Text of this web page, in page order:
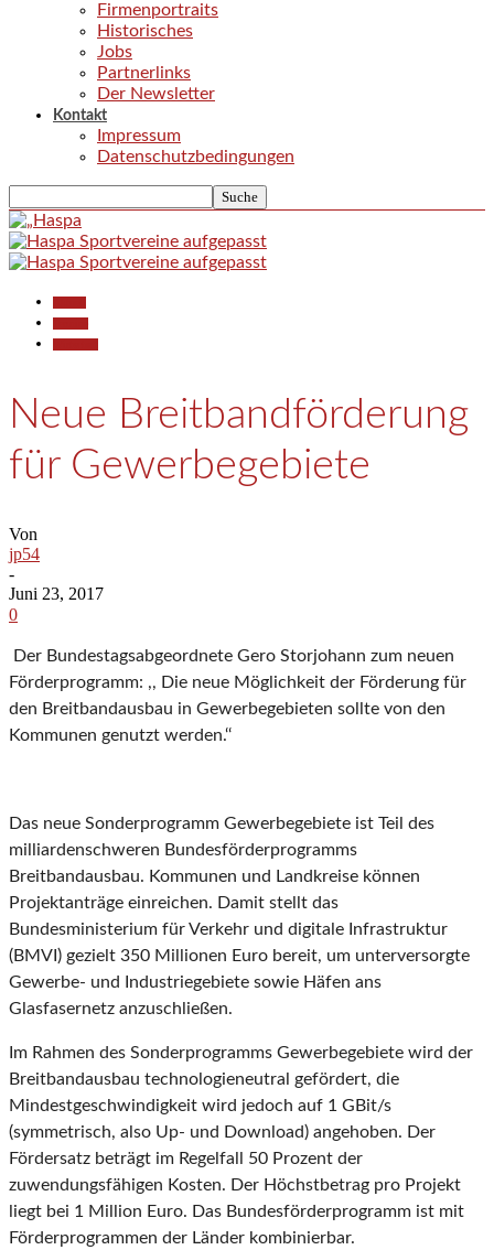
Firmenportraits
Historisches
Jobs
Partnerlinks
Der Newsletter
Kontakt
Impressum
Datenschutzbedingungen
Neue Breitbandförderung
für Gewerbegebiete
Von
jp54
-
Juni 23, 2017
0
Der Bundestagsabgeordnete Gero Storjohann zum neuen
Förderprogramm: ,, Die neue Möglichkeit der Förderung für
den Breitbandausbau in Gewerbegebieten sollte von den
Kommunen genutzt werden.‘‘
Das neue Sonderprogramm Gewerbegebiete ist Teil des
milliardenschweren Bundesförderprogramms
Breitbandausbau. Kommunen und Landkreise können
Projektanträge einreichen. Damit stellt das
Bundesministerium für Verkehr und digitale Infrastruktur
(BMVI) gezielt 350 Millionen Euro bereit, um unterversorgte
Gewerbe- und Industriegebiete sowie Häfen ans
Glasfasernetz anzuschließen.
Im Rahmen des Sonderprogramms Gewerbegebiete wird der
Breitbandausbau technologieneutral gefördert, die
Mindestgeschwindigkeit wird jedoch auf 1 GBit/s
(symmetrisch, also Up- und Download) angehoben. Der
Fördersatz beträgt im Regelfall 50 Prozent der
zuwendungsfähigen Kosten. Der Höchstbetrag pro Projekt
liegt bei 1 Million Euro. Das Bundesförderprogramm ist mit
Förderprogrammen der Länder kombinierbar.